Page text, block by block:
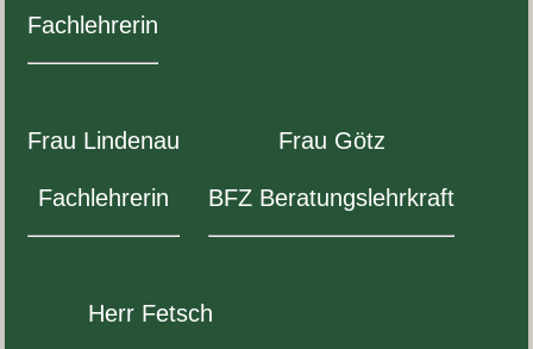
Fach­lehrerin
Frau Lin­de­nau
Fach­lehrerin
Frau Götz
BFZ Beratungslehrkraft
Herr Fetsch